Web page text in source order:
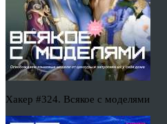
Хакер #324. Всякое с моделями